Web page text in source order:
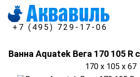
+7 (495) 729-17-06
Ванна Aquatek Вега 170 105
170 x 105 x 67